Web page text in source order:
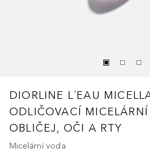
DIORLINE L´EAU
ODLIČOVACÍ
OBLIČEJ, OČI A RTY
Micelární voda